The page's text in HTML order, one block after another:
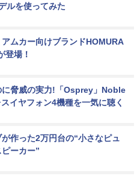
ルを使ってみた
ムカー向けブランドHOMURA
登場！
に脅威の実力!「Osprey」Noble
イヤフォン4機種を一気に聴く
作った2万円台の“小さなピュ
ーカー”